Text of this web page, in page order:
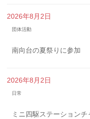
2026年8月2日
団体活動
南向台の夏祭りに参加
2026年8月2日
日常
ミニ四駆ステーション